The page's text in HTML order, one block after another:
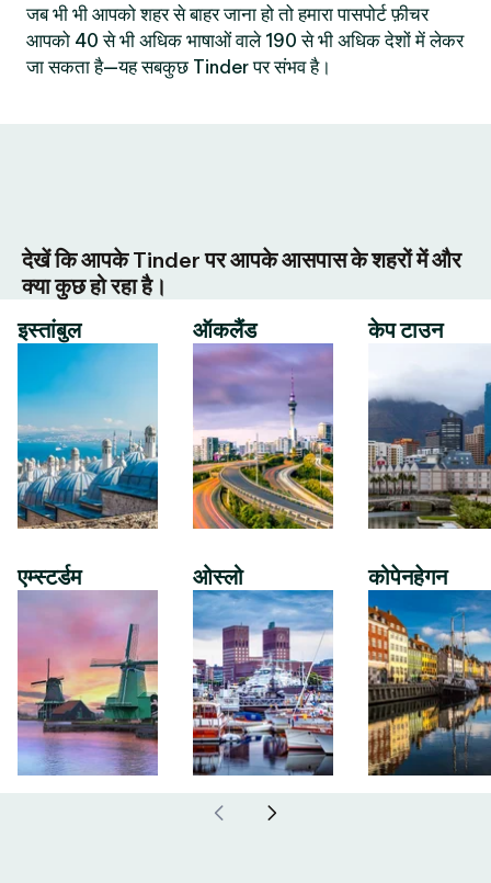
जब भी भी आपको शहर से बाहर जाना हो तो हमारा पासपोर्ट फ़ीचर
आपको 40 से भी अधिक भाषाओं वाले 190 से भी अधिक देशों में लेकर
जा सकता है—यह सबकुछ Tinder पर संभव है।
देखें कि आपके Tinder पर आपके आसपास के शहरों में और
क्या कुछ हो रहा है।
इस्तांबुल
एम्स्टर्डम
ऑकलैंड
ओस्लो
केप टाउन
कोपेनहेगन